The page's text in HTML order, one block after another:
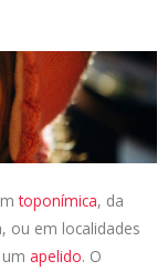
toponímica, da
ou em localidades
apelido. O